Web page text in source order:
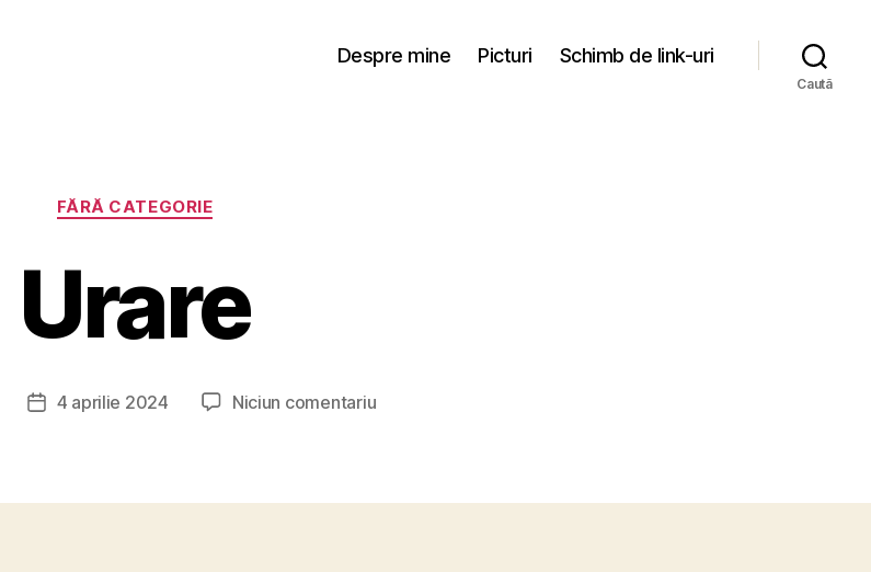
Despre mine Picturi Schimb de link-uri
Caută
Categorii
FĂRĂ CATEGORIE
Urare
Dată4 aprilie 2024 Niciun comentariula